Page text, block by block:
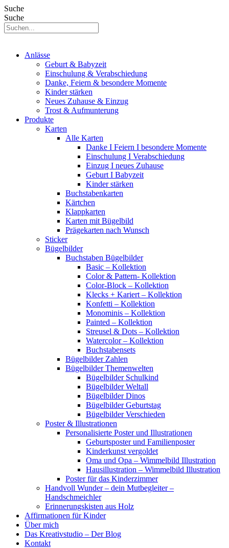
Suche
Suche
Anlässe
Geburt & Babyzeit
Einschulung & Verabschiedung
Danke, Feiern & besondere Momente
Kinder stärken
Neues Zuhause & Einzug
Trost & Aufmunterung
Produkte
Karten
Alle Karten
Danke I Feiern I besondere Momente
Einschulung I Verabschiedung
Einzug I neues Zuhause
Geburt I Babyzeit
Kinder stärken
Buchstabenkarten
Kärtchen
Klappkarten
Karten mit Bügelbild
Prägekarten nach Wunsch
Sticker
Bügelbilder
Buchstaben Bügelbilder
Basic – Kollektion
Color & Pattern- Kollektion
Color-Block – Kollektion
Klecks + Kariert – Kollektion
Konfetti – Kollektion
Monominis – Kollektion
Painted – Kollektion
Streusel & Dots – Kollektion
Watercolor – Kollektion
Buchstabensets
Bügelbilder Zahlen
Bügelbilder Themenwelten
Bügelbilder Schulkind
Bügelbilder Weltall
Bügelbilder Dinos
Bügelbilder Geburtstag
Bügelbilder Verschieden
Poster & Illustrationen
Personalisierte Poster und Illustrationen
Geburtsposter und Familienposter
Kinderkunst vergoldet
Oma und Opa – Wimmelbild Illustration
Hausillustration – Wimmelbild Illustration
Poster für das Kinderzimmer
Handvoll Wunder – dein Mutbegleiter –
Handschmeichler
Erinnerungskisten aus Holz
Affirmationen für Kinder
Über mich
Das Kreativstudio – Der Blog
Kontakt